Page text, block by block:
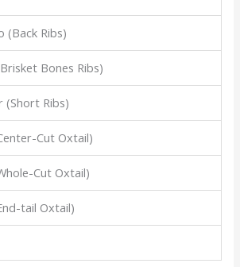
(Back Ribs)
Bones Ribs)
(Short Ribs)
Cut Oxtail)
Cut Oxtail)
tail Oxtail)